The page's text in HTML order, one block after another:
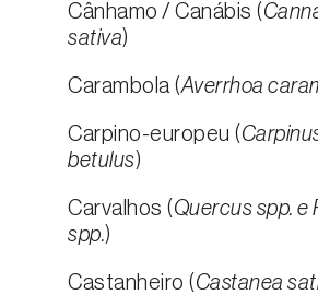
Cânhamo / Canábis (
sativa)
Carambola (Averrhoa
Carpino-europeu (
betulus)
Carvalhos (Quercus spp. e
spp.)
Castanheiro (Castanea